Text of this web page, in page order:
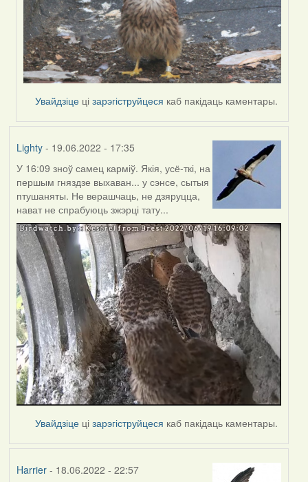
Увайдзіце цізарэгіструйцеся каб пакідаць каментары.
Lighty- 19.06.2022 - 17:35
У 16:09 зноў самец карміў. Якія, усё-ткі, на
першым гняздзе выхаван... у сэнсе, сытыя
птушаняты. Не верашчаць, не дзяруцца,
нават не спрабуюць зжэрці тату...
Увайдзіце цізарэгіструйцеся каб пакідаць каментары.
Harrier- 18.06.2022 - 22:57